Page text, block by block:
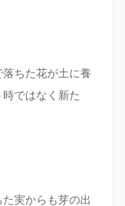
ちた花が土に養
ではなく新た
実からも芽の出